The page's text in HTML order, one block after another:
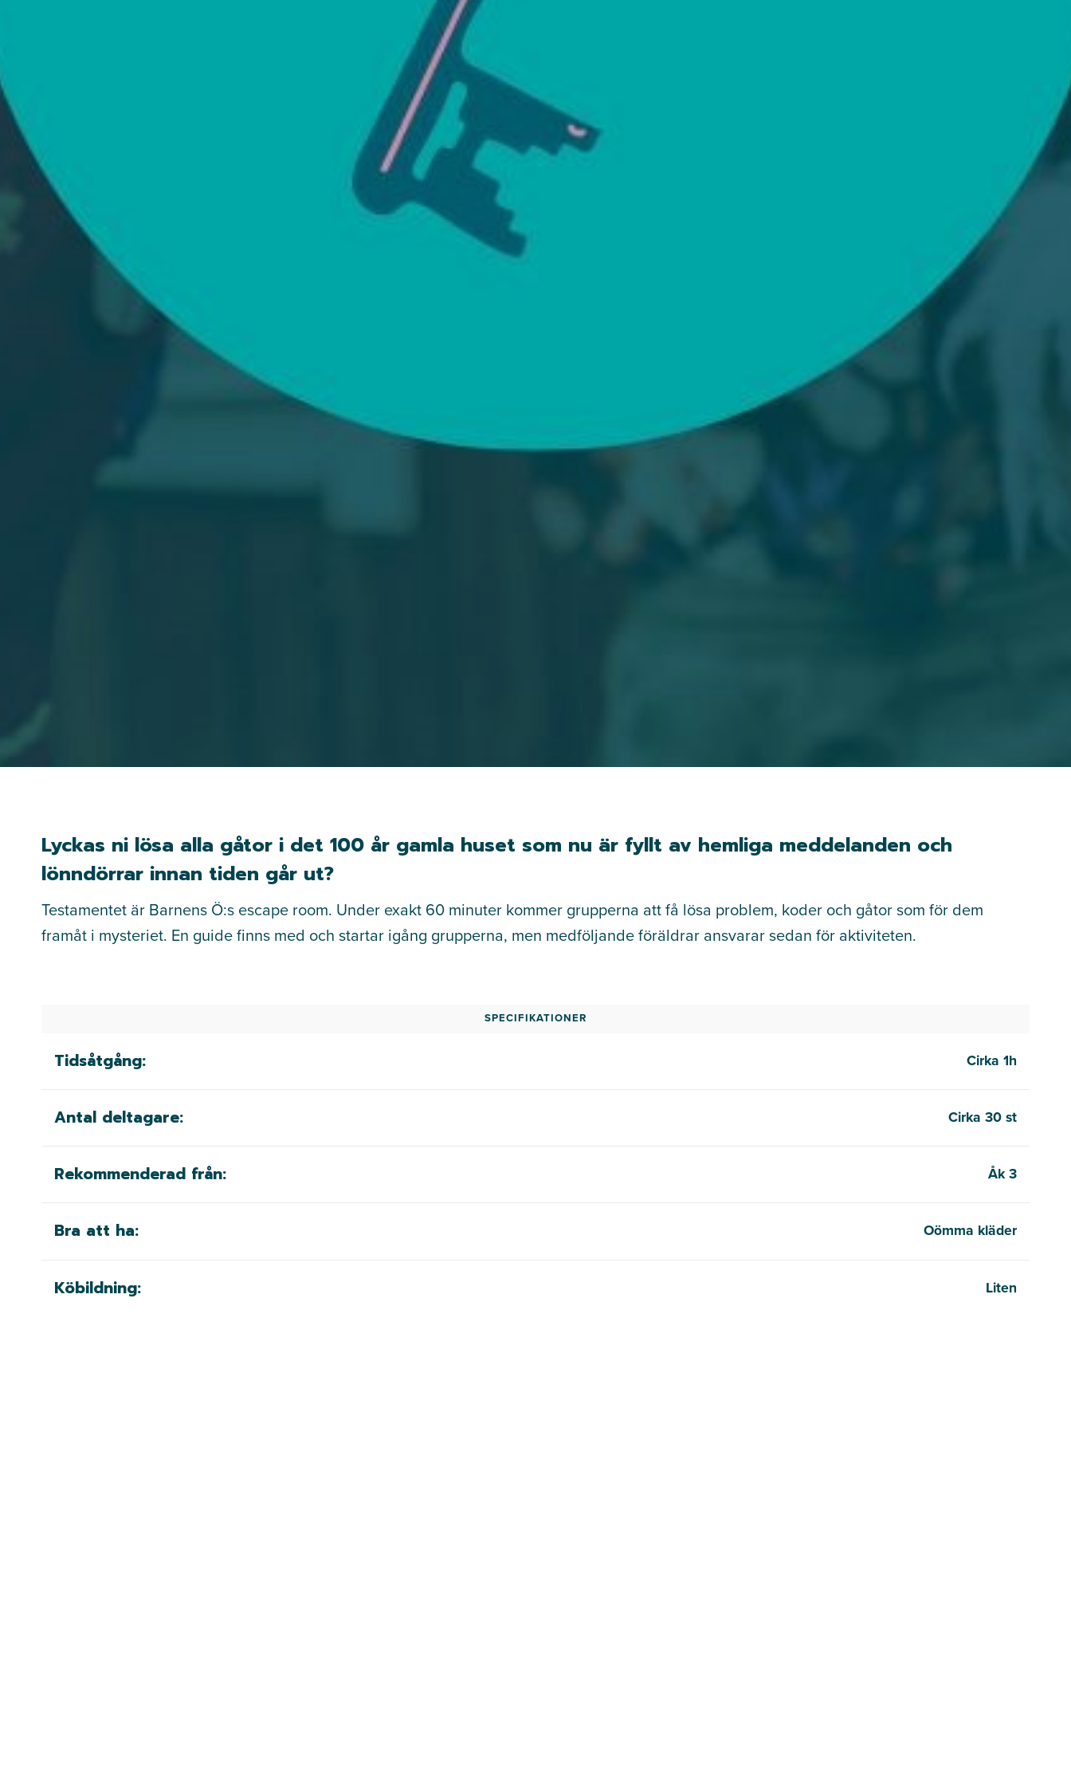
Lyckas ni lösa alla gåtor i det 100 år gamla huset som nu är fyllt av hemliga meddelanden och
lönndörrar innan tiden går ut?
Testamentet är Barnens Ö:s escape room. Under exakt 60 minuter kommer grupperna att få lösa problem, koder och gåtor som för dem
framåt i mysteriet. En guide finns med och startar igång grupperna, men medföljande föräldrar ansvarar sedan för aktiviteten.
SPECIFIKATIONER
Tidsåtgång: Cirka 1h
Antal deltagare: Cirka 30 st
Rekommenderad från: Åk 3
Bra att ha: Oömma kläder
Köbildning: Liten